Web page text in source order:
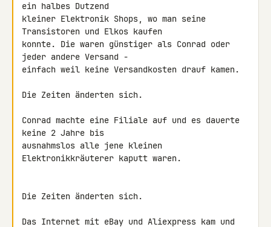
ein halbes Dutzend
kleiner Elektronik Shops, wo man seine
Transistoren und Elkos kaufen
konnte. Die waren günstiger als Conrad oder
jeder andere Versand -
einfach weil keine Versandkosten drauf kamen.
Die Zeiten änderten sich.
Conrad machte eine Filiale auf und es dauerte
keine 2 Jahre bis
ausnahmslos alle jene kleinen
Elektronikkräuterer kaputt waren.
Die Zeiten änderten sich.
Das Internet mit eBay und Aliexpress kam und